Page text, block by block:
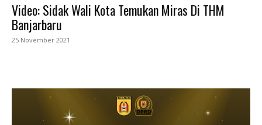
Video: Sidak Wali Kota Temukan Miras Di THM
Banjarbaru
25 November 2021